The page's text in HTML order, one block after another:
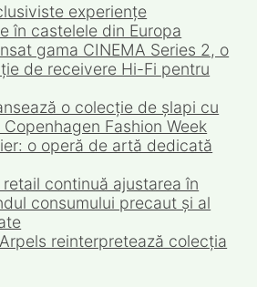
experiențe
în castelele din Europa
gama CINEMA Series 2, o
de receivere Hi-Fi pentru
o colecție de șlapi cu
Fashion Week
o operă de artă dedicată
continuă ajustarea în
consumului precaut și al
reinterpretează colecția